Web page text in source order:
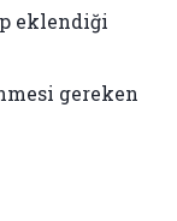
eklendiği
gereken